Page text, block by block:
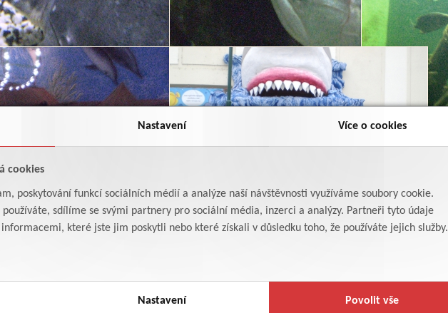
Nastavení Více o cookies
cookies
poskytování funkcí sociálních médií a analýze naší návštěvnosti využíváme soubory cookie.
používáte, sdílíme se svými partnery pro sociální média, inzerci a analýzy. Partneři tyto údaje
které jste jim poskytli nebo které získali v důsledku toho, že používáte jejich služby.
Nastavení Povolit vše